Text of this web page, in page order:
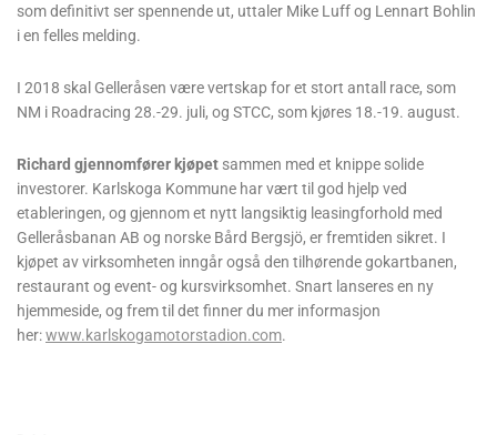
som definitivt ser spennende ut, uttaler Mike Luff og Lennart Bohlin
i en felles melding.
I 2018 skal Gelleråsen være vertskap for et stort antall race, som
NM i Roadracing 28.-29. juli, og STCC, som kjøres 18.-19. august.
Richard gjennomfører kjøpet sammen med et knippe solide
investorer. Karlskoga Kommune har vært til god hjelp ved
etableringen, og gjennom et nytt langsiktig leasingforhold med
Gelleråsbanan AB og norske Bård Bergsjö, er fremtiden sikret. I
kjøpet av virksomheten inngår også den tilhørende gokartbanen,
restaurant og event- og kursvirksomhet. Snart lanseres en ny
hjemmeside, og frem til det finner du mer informasjon
her:www.karlskogamotorstadion.com.